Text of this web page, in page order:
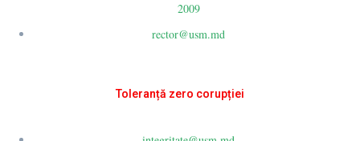
2009
rector@usm.md
Toleranță zero corupției